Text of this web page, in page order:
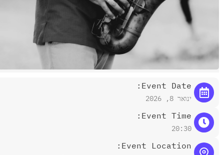
Event Date:
ינואר 8, 2026
Event Time:
20:30
Event Location: